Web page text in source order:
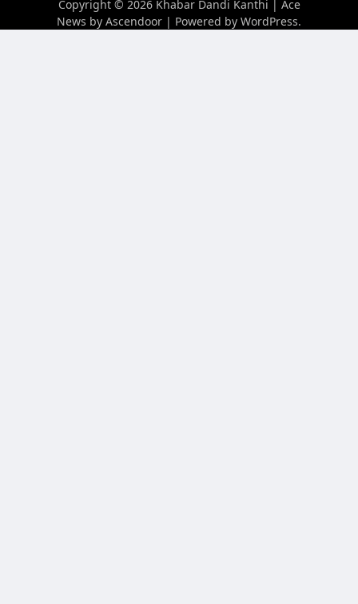
Copyright © 2026 Khabar Dandi Kanthi | Ace
News by Ascendoor | Powered by WordPress.